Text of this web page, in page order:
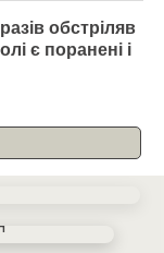
обстріляв
є поранені і